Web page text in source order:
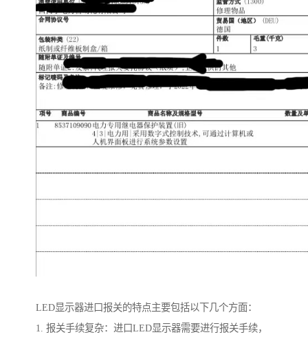
LED显示器进口报关的特点主要包括以下几个方面：
1. 报关手续复杂：进口LED显示器需要进行报关手续，